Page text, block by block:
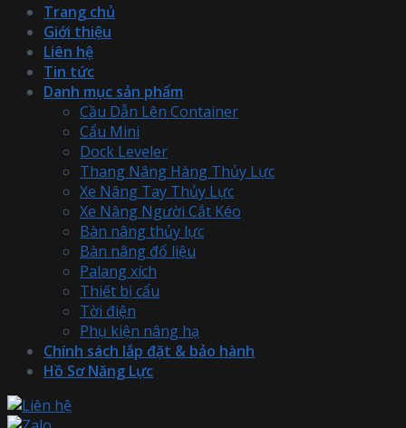
Trang chủ
Giới thiệu
Liên hệ
Tin tức
Danh mục sản phẩm
Cầu Dẫn Lên Container
Cẩu Mini
Dock Leveler
Thang Nâng Hàng Thủy Lực
Xe Nâng Tay Thủy Lực
Xe Nâng Người Cắt Kéo
Bàn nâng thủy lực
Bàn nâng đổ liệu
Palang xích
Thiết bị cẩu
Tời điện
Phụ kiện nâng hạ
Chính sách lắp đặt & bảo hành
Hồ Sơ Năng Lực